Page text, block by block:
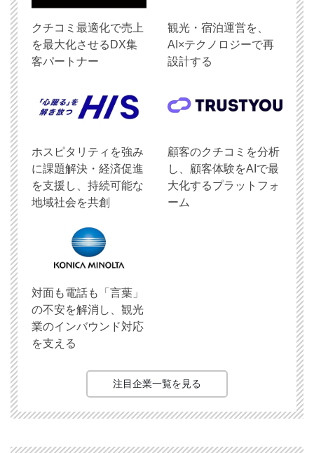
クチコミ最適化で売上
を最大化させるDX集
客パートナー
観光・宿泊運営を、
AI×テクノロジーで再
設計する
ホスピタリティを強み
に課題解決・経済促進
を支援し、持続可能な
地域社会を共創
顧客のクチコミを分析
し、顧客体験をAIで最
大化するプラットフォ
ーム
対面も電話も「言葉」
の不安を解消し、観光
業のインバウンド対応
を支える
注目企業一覧を見る